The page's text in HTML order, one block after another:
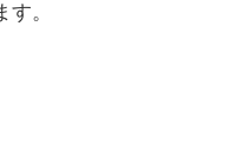
。